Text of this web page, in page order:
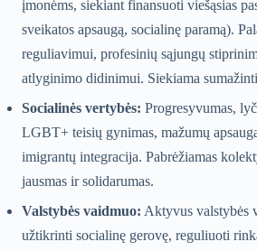
įmonėms, siekiant finansuoti viešąsias
sveikatos apsaugą, socialinę paramą).
reguliavimui, profesinių sąjungų
atlyginimo didinimui. Siekiama
Socialinės vertybės: Progresyvumas,
LGBT+ teisių gynimas, mažumų
imigrantų integracija. Pabrėžiamas
jausmas ir solidarumas.
Valstybės vaidmuo: Aktyvus valstybės
užtikrinti socialinę gerovę, reguliuoti